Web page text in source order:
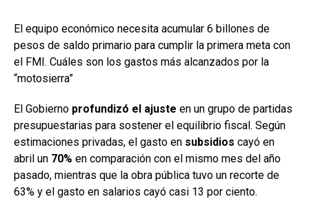
El equipo económico necesita acumular 6 billones de
pesos de saldo primario para cumplir la primera meta con
el FMI. Cuáles son los gastos más alcanzados por la
“motosierra”
El Gobierno profundizó el ajuste en un grupo de partidas
presupuestarias para sostener el equilibrio fiscal. Según
estimaciones privadas, el gasto en subsidios cayó en
abril un 70% en comparación con el mismo mes del año
pasado, mientras que la obra pública tuvo un recorte de
63% y el gasto en salarios cayó casi 13 por ciento.